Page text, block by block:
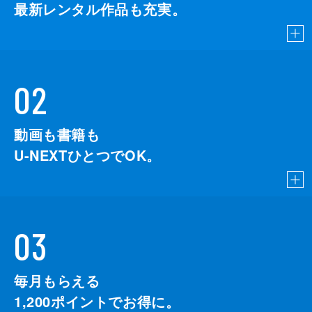
最新レンタル作品も充実。
02
動画も書籍も
U-NEXTひとつでOK。
03
毎月もらえる
1,200ポイントでお得に。